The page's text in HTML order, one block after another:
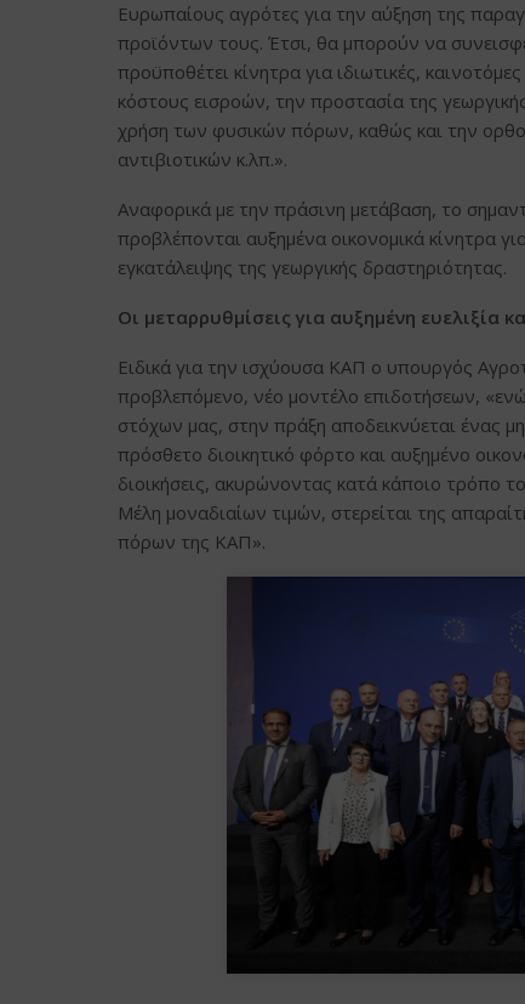
Ευρωπαίους αγρότες για την αύξηση της
προϊόντων τους. Έτσι, θα μπορούν να
προϋποθέτει κίνητρα για ιδιωτικές,
κόστους εισροών, την προστασία της
χρήση των φυσικών πόρων, καθώς και την
αντιβιοτικών κ.λπ.».
Αναφορικά με την πράσινη μετάβαση, το
προβλέπονται αυξημένα οικονομικά κίνητρα
εγκατάλειψης της γεωργικής δραστηριότητας.
Οι μεταρρυθμίσεις για αυξημένη
Ειδικά για την ισχύουσα ΚΑΠ ο υπουργός
προβλεπόμενο, νέο μοντέλο επιδοτήσεων,
στόχων μας, στην πράξη αποδεικνύεται ένας
πρόσθετο διοικητικό φόρτο και αυξημένο
διοικήσεις, ακυρώνοντας κατά κάποιο
Μέλη μοναδιαίων τιμών, στερείται της
πόρων της ΚΑΠ».